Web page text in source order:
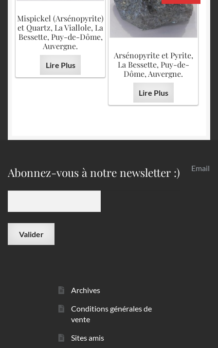
Mispickel (Arsénopyrite)
et Quartz, La Viallole, La
Bessette, Puy-de-Dôme,
Auvergne.
Lire Plus
Arsénopyrite et Pyrite,
La Bessette, Puy-de-
Dôme, Auvergne.
Lire Plus
Abonnez-vous à notre newsletter :) Email
Archives
Conditions générales de
vente
Sites amis